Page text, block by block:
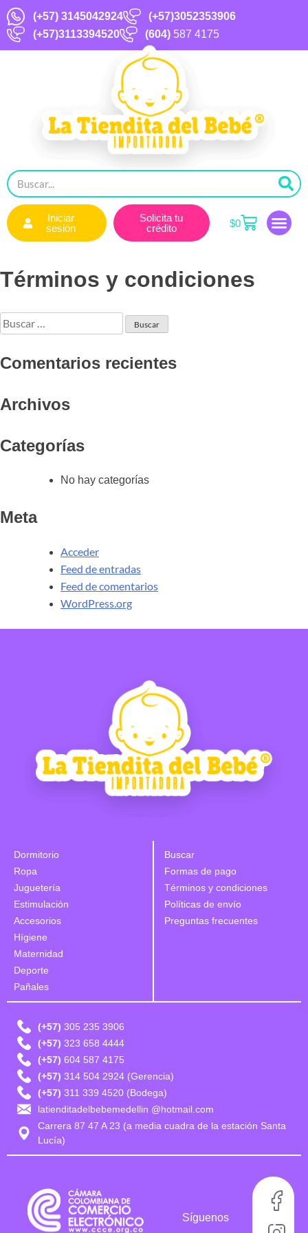
(+57) 3145042924
(+57)3052353906
(+57)3113394520
(604) 587 4175
Iniciar
sesión
Solicita tu
crédito
$0
Términos y condiciones
Comentarios recientes
Archivos
Categorías
No hay categorías
Meta
Acceder
Feed de entradas
Feed de comentarios
WordPress.org
Dormitorio
Ropa
Juguetería
Estimulación
Accesorios
Hígiene
Maternidad
Deporte
Pañales
Buscar
Formas de pago
Términos y condiciones
Políticas de envío
Preguntas frecuentes
(+57) 305 235 3906
(+57) 323 658 4444
(+57) 604 587 4175
(+57) 314 504 2924 (Gerencia)
(+57) 311 339 4520 (Bodega)
latienditadelbebemedellin @hotmail.com
Carrera 87 47 A 23 (a media cuadra de la estación Santa
Lucía)
Síguenos